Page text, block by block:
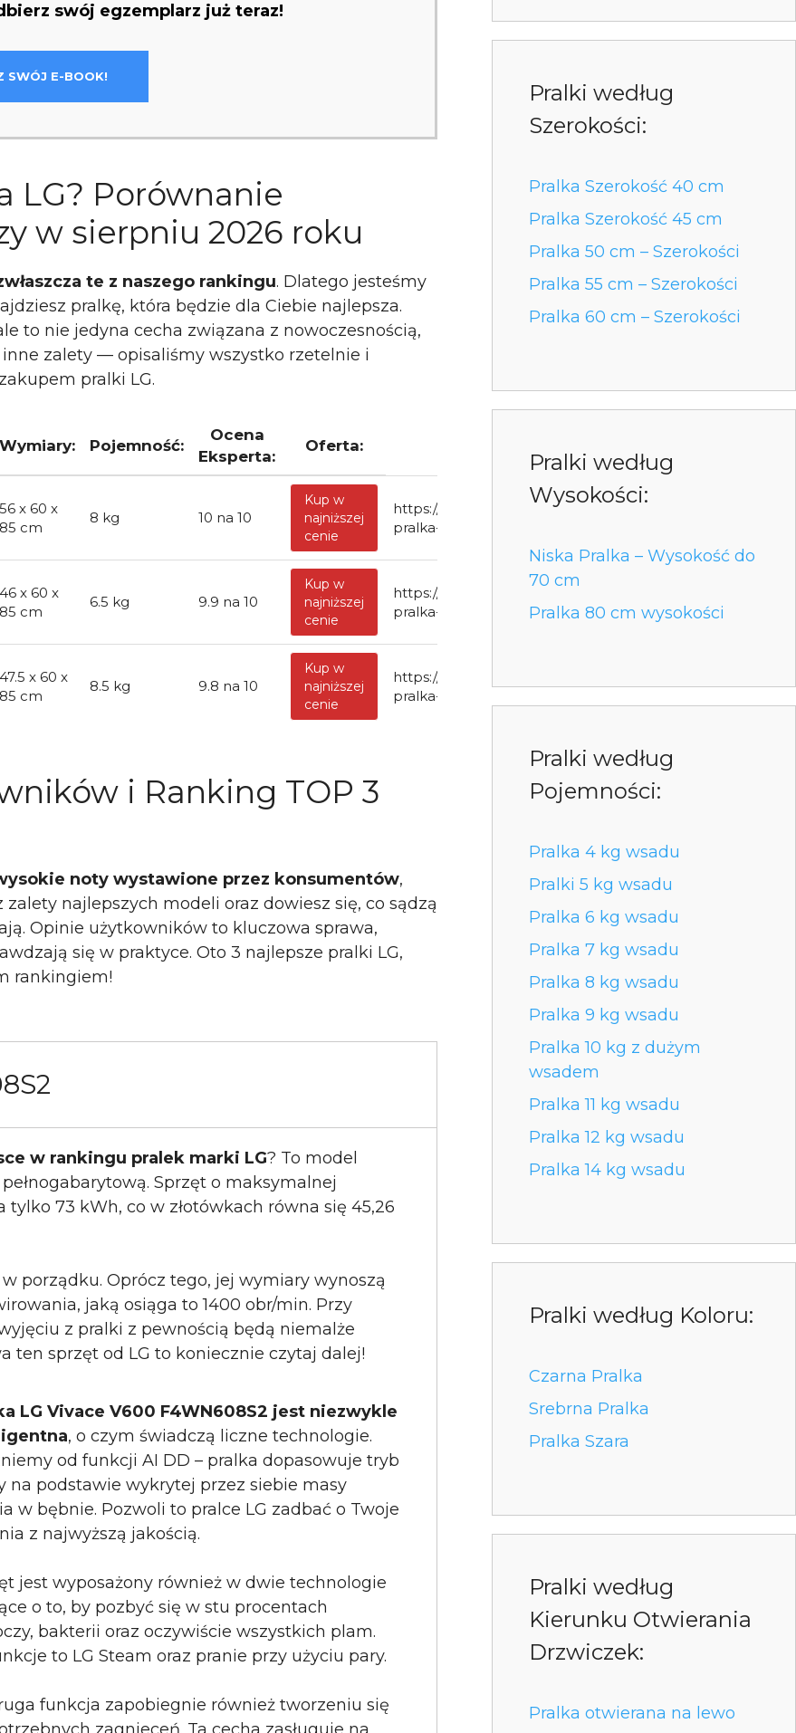
swój egzemplarz już teraz!
SWÓJ E-BOOK!
LG? Porównanie
w sierpniu 2026 roku
te z naszego rankingu. Dlatego jesteśmy
pralkę, która będzie dla Ciebie najlepsza.
to nie jedyna cecha związana z nowoczesnością,
zalety — opisaliśmy wszystko rzetelnie i
pralki LG.
Wymiary: Pojemność:
Ocena
Eksperta:
Oferta:
56 x 60 x
85 cm
8 kg 10 na 10
Kup w
najniższej
cenie
https://pralka.com.pl/sklep/lg-
pralka-f4wn608s2-lg-euro
46 x 60 x
85 cm
6.5 kg 9.9 na 10
Kup w
najniższej
cenie
https://pralka.com.pl/sklep/lg-
pralka-f2wn4s6s0-lg-euro
47.5 x 60 x
85 cm
8.5 kg 9.8 na 10
Kup w
najniższej
cenie
https://pralka.com.pl/sklep/lg-
pralka-f2wv5s8s0e-lg-euro
i Ranking TOP 3
noty wystawione przez konsumentów,
najlepszych modeli oraz dowiesz się, co sądzą
Opinie użytkowników to kluczowa sprawa,
się w praktyce. Oto 3 najlepsze pralki LG,
rankingiem!
w rankingu pralek marki LG? To model
Sprzęt o maksymalnej
73 kWh, co w złotówkach równa się 45,26
porządku. Oprócz tego, jej wymiary wynoszą
jaką osiąga to 1400 obr/min. Przy
z pralki z pewnością będą niemalże
ten sprzęt od LG to koniecznie czytaj dalej!
LG Vivace V600 F4WN608S2 jest niezwykle
, o czym świadczą liczne technologie.
od funkcji AI DD – pralka dopasowuje tryb
na podstawie wykrytej przez siebie masy
w bębnie. Pozwoli to pralce LG zadbać o Twoje
z najwyższą jakością.
jest wyposażony również w dwie technologie
o to, by pozbyć się w stu procentach
bakterii oraz oczywiście wszystkich plam.
to LG Steam oraz pranie przy użyciu pary.
funkcja zapobiegnie również tworzeniu się
Pralki według
Szerokości:
Pralka Szerokość 40 cm
Pralka Szerokość 45 cm
Pralka 50 cm – Szerokości
Pralka 55 cm – Szerokości
Pralka 60 cm – Szerokości
Pralki według
Wysokości:
Niska Pralka – Wysokość do
70 cm
Pralka 80 cm wysokości
Pralki według
Pojemności:
Pralka 4 kg wsadu
Pralki 5 kg wsadu
Pralka 6 kg wsadu
Pralka 7 kg wsadu
Pralka 8 kg wsadu
Pralka 9 kg wsadu
Pralka 10 kg z dużym
wsadem
Pralka 11 kg wsadu
Pralka 12 kg wsadu
Pralka 14 kg wsadu
Pralki według Koloru:
Czarna Pralka
Srebrna Pralka
Pralka Szara
Pralki według
Kierunku Otwierania
Drzwiczek:
Pralka otwierana na lewo